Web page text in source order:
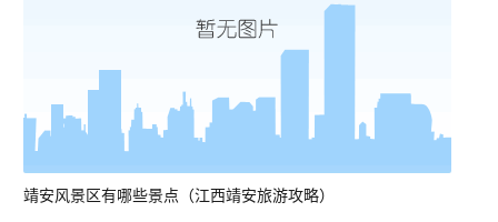
靖安风景区有哪些景点（江西靖安旅游攻略）